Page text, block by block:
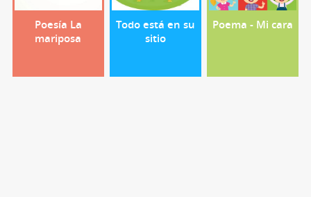
Poesía La
mariposa
Todo está en su
sitio
Poema - Mi cara